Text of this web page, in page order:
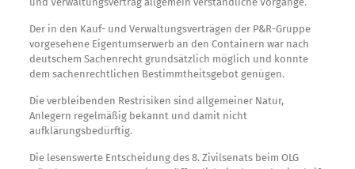
Der in den Kauf- und Verwaltungsverträgen der P&R-Gruppe
vorgesehene Eigentumserwerb an den Containern war nach
deutschem Sachenrecht grundsätzlich möglich und konnte
dem sachenrechtlichen Bestimmtheitsgebot genügen.
Die verbleibenden Restrisiken sind allgemeiner Natur,
Anlegern regelmäßig bekannt und damit nicht
aufklärungsbedürftig.
Die lesenswerte Entscheidung des 8. Zivilsenats beim OLG